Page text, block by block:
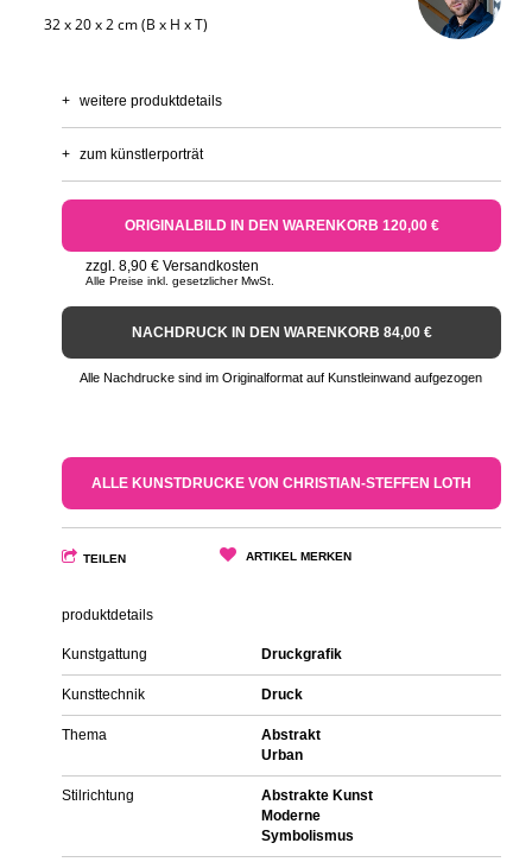
32 x 20 x 2 cm (B x H x T)
+ weitere produktdetails
+ zum künstlerporträt
ORIGINALBILD IN DEN WARENKORB 120,00 €
zzgl. 8,90 € Versandkosten
Alle Preise inkl. gesetzlicher MwSt.
NACHDRUCK IN DEN WARENKORB 84,00 €
Alle Nachdrucke sind im Originalformat auf Kunstleinwand aufgezogen
ALLE KUNSTDRUCKE VON CHRISTIAN-STEFFEN LOTH
TEILEN ARTIKEL MERKEN
produktdetails
Kunstgattung Druckgrafik
Kunsttechnik Druck
Thema
Abstrakt
Urban
Stilrichtung
Abstrakte Kunst
Moderne
Symbolismus